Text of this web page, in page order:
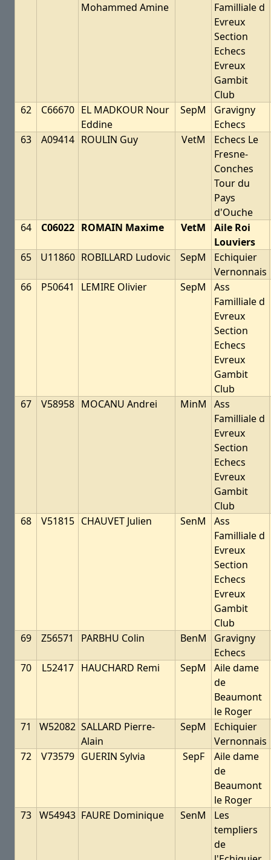
Mohammed Amine
Familliale d
Evreux
Section
Echecs
Evreux
Gambit
Club
62
C66670 EL MADKOUR Nour
Eddine
SepM
Gravigny
Echecs
63
A09414 ROULIN Guy VetM
Echecs Le
Fresne-
Conches
Tour du
Pays
d'Ouche
64
C06022 ROMAIN Maxime VetM
Aile Roi
Louviers
65
U11860 ROBILLARD Ludovic SepM
Echiquier
Vernonnais
66
P50641 LEMIRE Olivier SepM
Ass
Familliale d
Evreux
Section
Echecs
Evreux
Gambit
Club
67
V58958 MOCANU Andrei MinM
Ass
Familliale d
Evreux
Section
Echecs
Evreux
Gambit
Club
68
V51815 CHAUVET Julien SenM
Ass
Familliale d
Evreux
Section
Echecs
Evreux
Gambit
Club
69
Z56571 PARBHU Colin BenM
Gravigny
Echecs
70
L52417 HAUCHARD Remi SepM
Aile dame
de
Beaumont
le Roger
71
W52082 SALLARD Pierre-
Alain
SepM
Echiquier
Vernonnais
72
V73579 GUERIN Sylvia SepF
Aile dame
de
Beaumont
le Roger
73 W54943 FAURE Dominique SenM
Les
templiers
de